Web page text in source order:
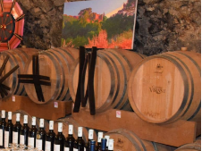
de l’atelier:
et plus particulièrement ceux de
Virant.
sensorielle,
des gouts et des senteurs pour
et blanc. Vous partagerez le savoir-
qui élaborent les vins du domaine.